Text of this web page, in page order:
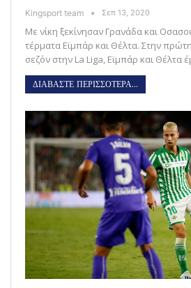
Kingsport team Σεπ 13, 2020
Με νίκη ξεκίνησαν Γρανάδα και
τέρματα Εϊμπάρ και Θέλτα. Στην
σεζόν στην La Liga, Εϊμπάρ και Θέλτα
ΔΙΑΒΑΣΤΕ ΠΕΡΙΣΣΟΤΕΡΑ...